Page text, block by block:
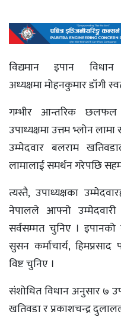
विद्यमान इपान
अध्यक्षमा मोहनकुमार डाँगी
गम्भीर आन्तरिक छलफल
उपाध्यक्षमा उत्तम भ्लोन
उम्मेदवार बलराम
लामालाई समर्थन गरेपछि
त्यस्तै, उपाध्यक्षका
नेपालले आफ्नो उम्मेदवारी
सर्वसम्मत चुनिए । इपानको
सुसन कर्माचार्य,
विष्ट चुनिए ।
संशोधित विधान अनुसार ७
खतिवडा र प्रकाशचन्द्र